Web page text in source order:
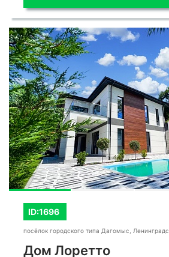
ID:1696
посёлок городского типа Дагомыс,
Дом Лоретто